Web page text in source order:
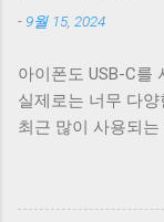
- 9월 15, 2024
아이폰도 USB-C를
실제로는 너무 다양
최근 많이 사용되는
컨넥터는 모양이
은 답이 없다. 겉으